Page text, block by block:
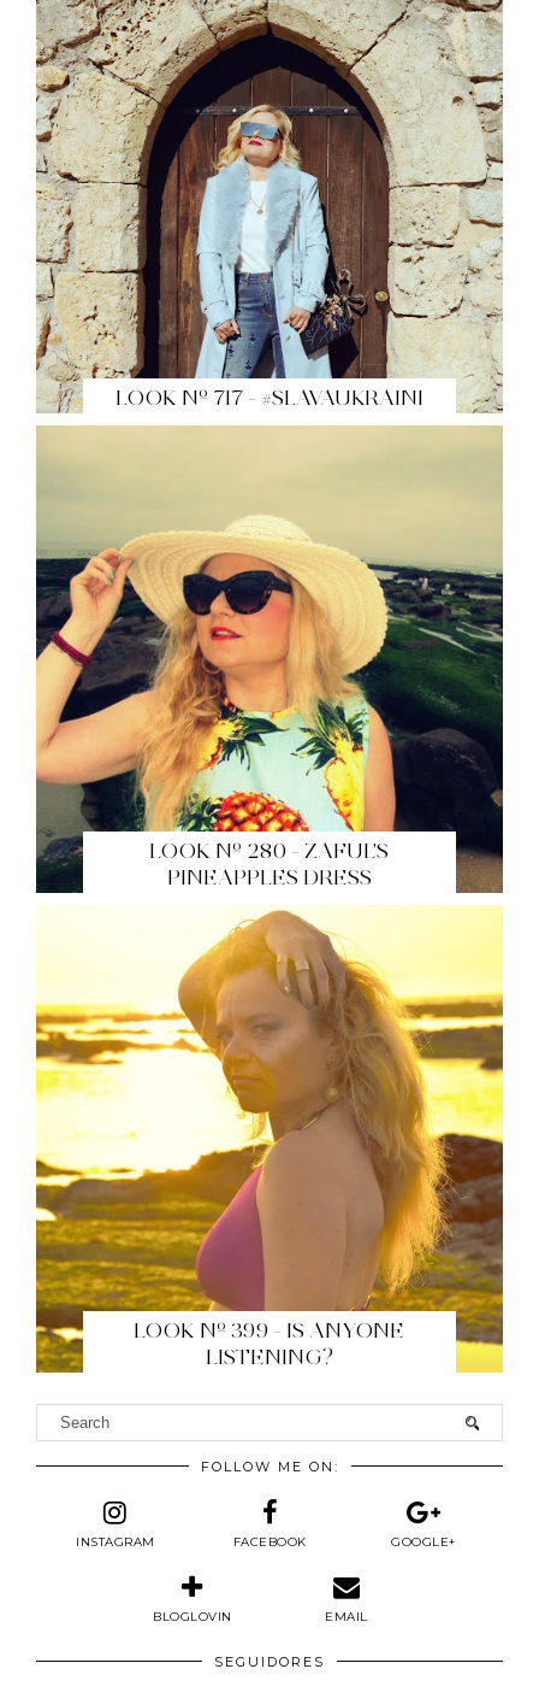
LOOK Nº 717 - #SLAVAUKRAINI
LOOK Nº 280 - ZAFUL'S
PINEAPPLES DRESS
LOOK Nº 399 - IS ANYONE
LISTENING?
FOLLOW ME ON:
INSTAGRAM FACEBOOK GOOGLE+
BLOGLOVIN EMAIL
SEGUIDORES